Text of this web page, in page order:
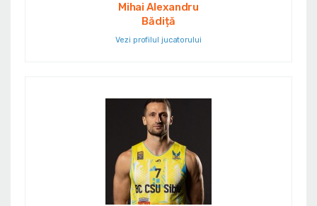
Mihai Alexandru
Bădiță
Vezi profilul jucatorului